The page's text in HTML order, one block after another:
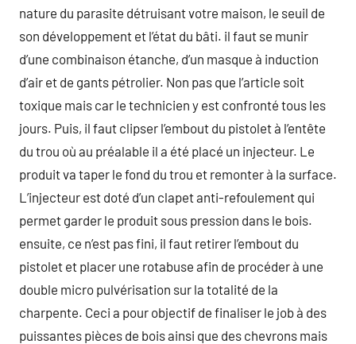
nature du parasite détruisant votre maison, le seuil de
son développement et l’état du bâti. il faut se munir
d’une combinaison étanche, d’un masque à induction
d’air et de gants pétrolier. Non pas que l’article soit
toxique mais car le technicien y est confronté tous les
jours. Puis, il faut clipser l’embout du pistolet à l’entête
du trou où au préalable il a été placé un injecteur. Le
produit va taper le fond du trou et remonter à la surface.
L’injecteur est doté d’un clapet anti-refoulement qui
permet garder le produit sous pression dans le bois.
ensuite, ce n’est pas fini, il faut retirer l’embout du
pistolet et placer une rotabuse afin de procéder à une
double micro pulvérisation sur la totalité de la
charpente. Ceci a pour objectif de finaliser le job à des
puissantes pièces de bois ainsi que des chevrons mais